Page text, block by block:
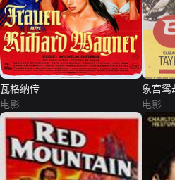
瓦格纳传
电影
象宫鸳
电影